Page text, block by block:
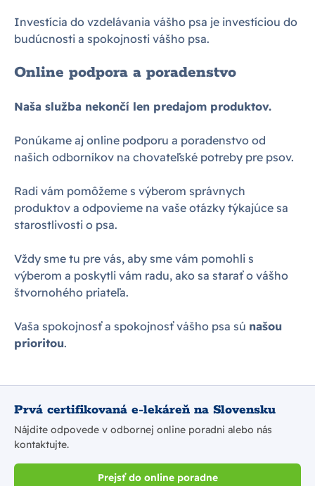
Investícia do vzdelávania vášho psa je investíciou do
budúcnosti a spokojnosti vášho psa.
Online podpora a poradenstvo
Naša služba nekončí len predajom produktov.
Ponúkame aj online podporu a poradenstvo od
našich odborníkov na chovateľské potreby pre psov.
Radi vám pomôžeme s výberom správnych
produktov a odpovieme na vaše otázky týkajúce sa
starostlivosti o psa.
Vždy sme tu pre vás, aby sme vám pomohli s
výberom a poskytli vám radu, ako sa starať o vášho
štvornohého priateľa.
Vaša spokojnosť a spokojnosť vášho psa sú našou
prioritou.
Prvá certifikovaná e-lekáreň na Slovensku
Nájdite odpovede v odbornej online poradni alebo nás
kontaktujte.
Prejsť do online poradne